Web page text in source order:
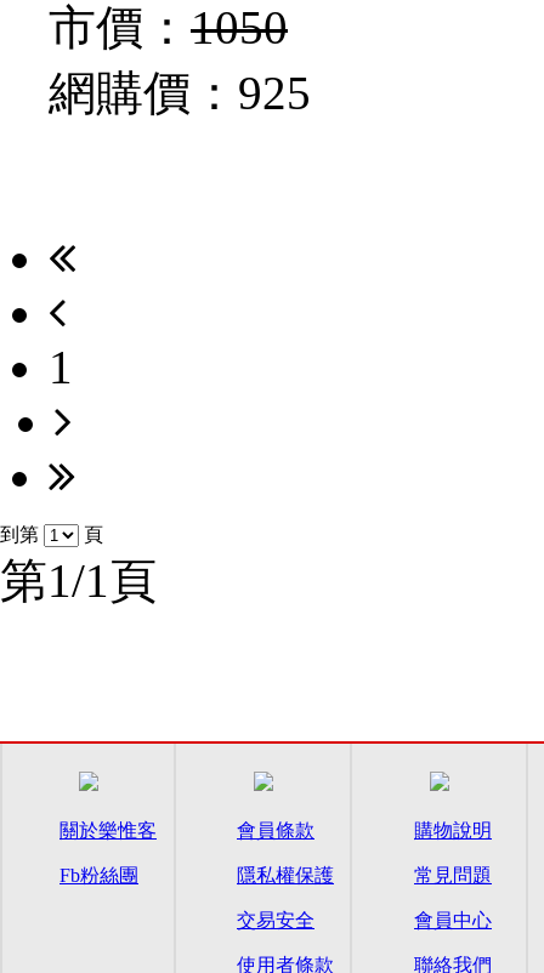
市價： 1050
網購價： 925
1
到第 頁
第1/1頁
關於樂惟客
Fb粉絲團
會員條款
隱私權保護
交易安全
使用者條款
購物說明
常見問題
會員中心
聯絡我們